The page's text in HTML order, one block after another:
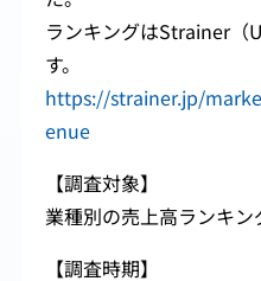
ランキングはStrainer（
す。
https://strainer.jp/
enue
【調査対象】
業種別の売上高ランキ
【調査時期】